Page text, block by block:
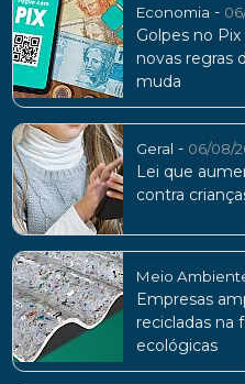
Economia -
Golpes no
novas regras
muda
Geral - 06/08/
Lei que
contra
Meio
Empresas
recicladas na
ecológicas